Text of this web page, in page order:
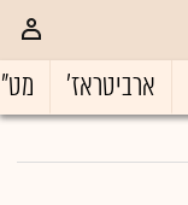
ארביטראז'